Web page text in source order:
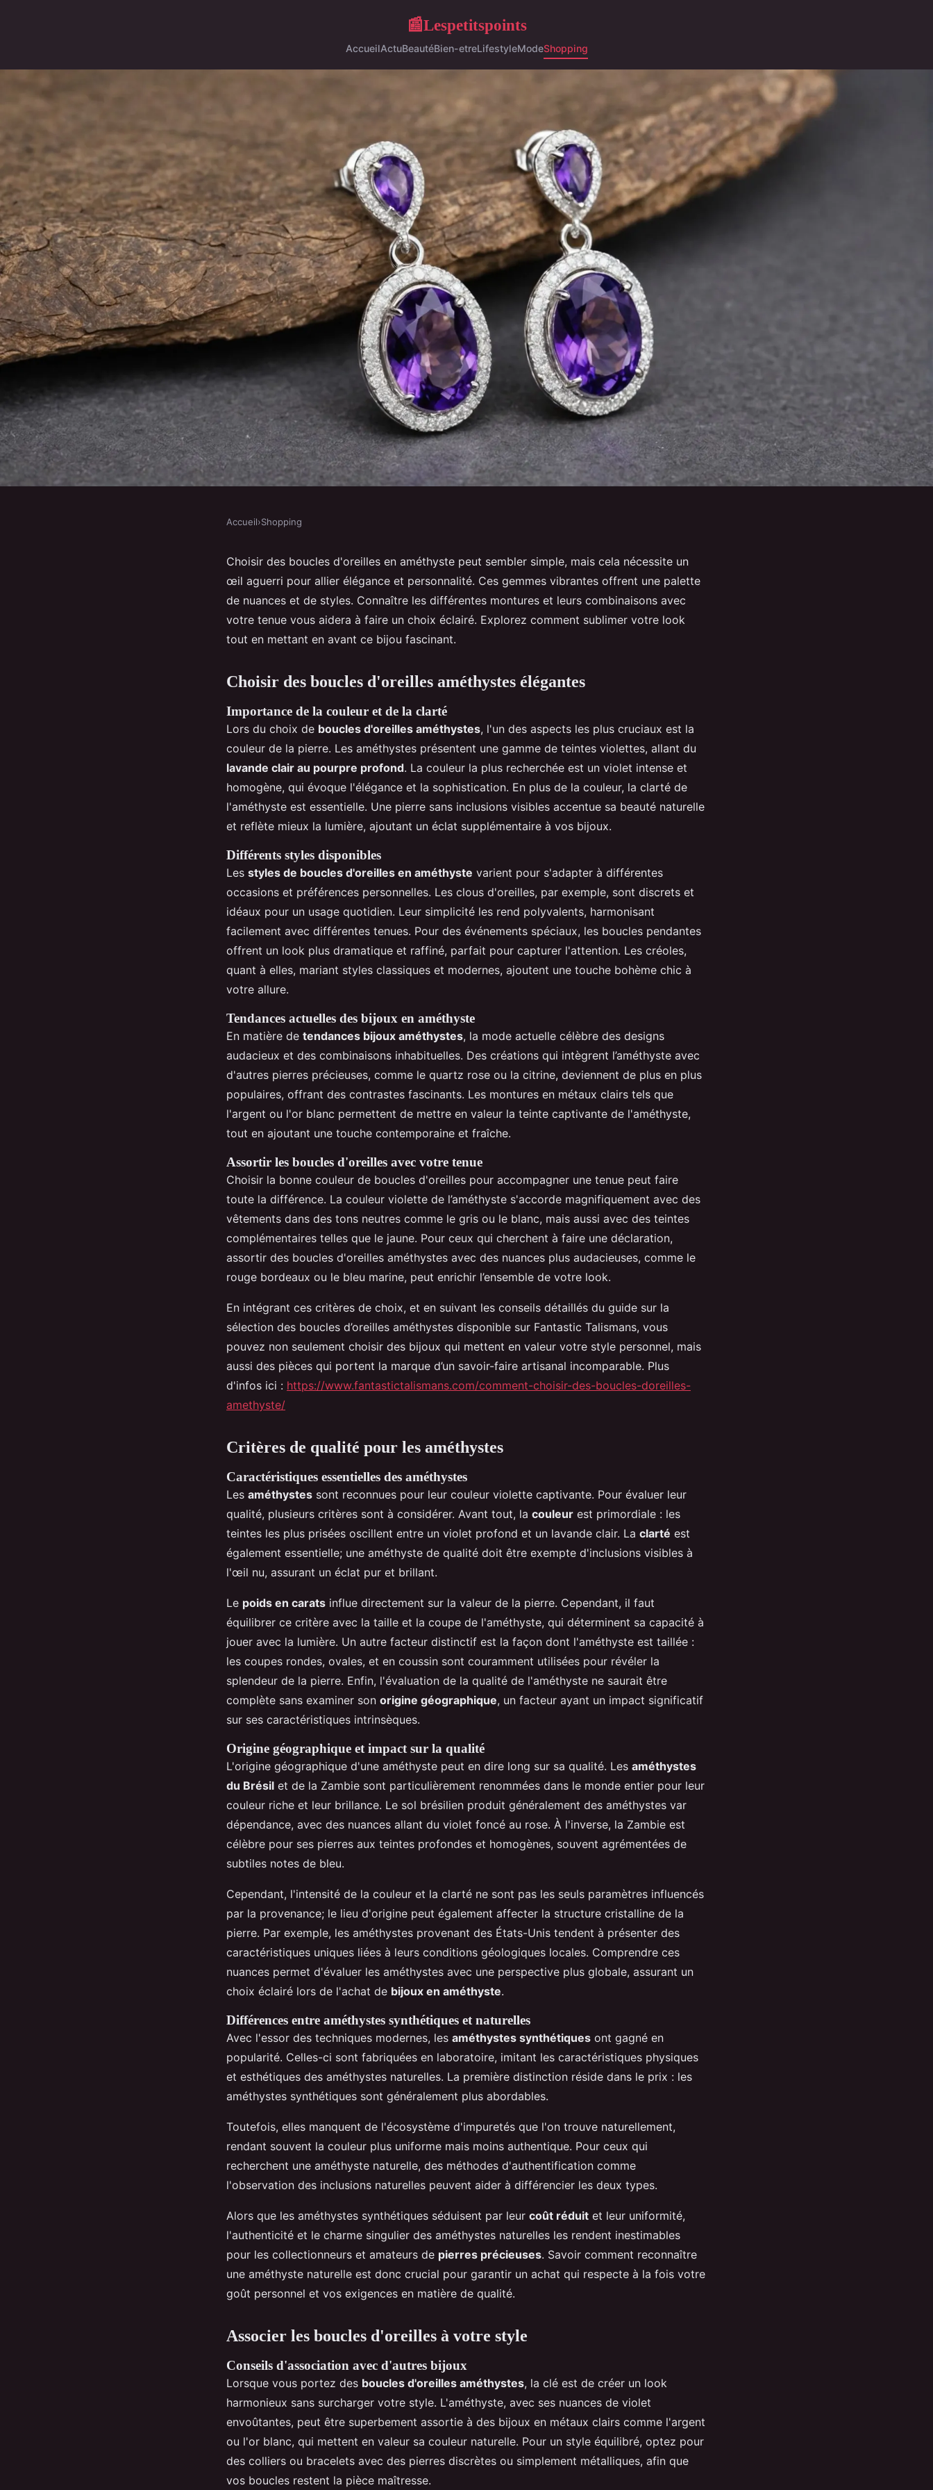
📰Lespetitspoints
AccueilActuBeautéBien-etreLifestyleModeShopping
Comment choisir des boucles d'oreilles
améthystes élégantes ?
Accueil›Shopping
Choisir des boucles d'oreilles en améthyste peut sembler simple, mais cela nécessite un
œil aguerri pour allier élégance et personnalité. Ces gemmes vibrantes offrent une palette
de nuances et de styles. Connaître les différentes montures et leurs combinaisons avec
votre tenue vous aidera à faire un choix éclairé. Explorez comment sublimer votre look
tout en mettant en avant ce bijou fascinant.
Choisir des boucles d'oreilles améthystes élégantes
Importance de la couleur et de la clarté
Lors du choix de boucles d'oreilles améthystes, l'un des aspects les plus cruciaux est la
couleur de la pierre. Les améthystes présentent une gamme de teintes violettes, allant du
lavande clair au pourpre profond. La couleur la plus recherchée est un violet intense et
homogène, qui évoque l'élégance et la sophistication. En plus de la couleur, la clarté de
l'améthyste est essentielle. Une pierre sans inclusions visibles accentue sa beauté naturelle
et reflète mieux la lumière, ajoutant un éclat supplémentaire à vos bijoux.
Différents styles disponibles
Les styles de boucles d'oreilles en améthyste varient pour s'adapter à différentes
occasions et préférences personnelles. Les clous d'oreilles, par exemple, sont discrets et
idéaux pour un usage quotidien. Leur simplicité les rend polyvalents, harmonisant
facilement avec différentes tenues. Pour des événements spéciaux, les boucles pendantes
offrent un look plus dramatique et raffiné, parfait pour capturer l'attention. Les créoles,
quant à elles, mariant styles classiques et modernes, ajoutent une touche bohème chic à
votre allure.
Tendances actuelles des bijoux en améthyste
En matière de tendances bijoux améthystes, la mode actuelle célèbre des designs
audacieux et des combinaisons inhabituelles. Des créations qui intègrent l’améthyste avec
d'autres pierres précieuses, comme le quartz rose ou la citrine, deviennent de plus en plus
populaires, offrant des contrastes fascinants. Les montures en métaux clairs tels que
l'argent ou l'or blanc permettent de mettre en valeur la teinte captivante de l'améthyste,
tout en ajoutant une touche contemporaine et fraîche.
Assortir les boucles d'oreilles avec votre tenue
Choisir la bonne couleur de boucles d'oreilles pour accompagner une tenue peut faire
toute la différence. La couleur violette de l’améthyste s'accorde magnifiquement avec des
vêtements dans des tons neutres comme le gris ou le blanc, mais aussi avec des teintes
complémentaires telles que le jaune. Pour ceux qui cherchent à faire une déclaration,
assortir des boucles d'oreilles améthystes avec des nuances plus audacieuses, comme le
rouge bordeaux ou le bleu marine, peut enrichir l’ensemble de votre look.
En intégrant ces critères de choix, et en suivant les conseils détaillés du guide sur la
sélection des boucles d’oreilles améthystes disponible sur Fantastic Talismans, vous
pouvez non seulement choisir des bijoux qui mettent en valeur votre style personnel, mais
aussi des pièces qui portent la marque d’un savoir-faire artisanal incomparable. Plus
d'infos ici : https://www.fantastictalismans.com/comment-choisir-des-boucles-doreilles-
amethyste/
Critères de qualité pour les améthystes
Caractéristiques essentielles des améthystes
Les améthystes sont reconnues pour leur couleur violette captivante. Pour évaluer leur
qualité, plusieurs critères sont à considérer. Avant tout, la couleur est primordiale : les
teintes les plus prisées oscillent entre un violet profond et un lavande clair. La clarté est
également essentielle; une améthyste de qualité doit être exempte d'inclusions visibles à
l'œil nu, assurant un éclat pur et brillant.
Le poids en carats influe directement sur la valeur de la pierre. Cependant, il faut
équilibrer ce critère avec la taille et la coupe de l'améthyste, qui déterminent sa capacité à
jouer avec la lumière. Un autre facteur distinctif est la façon dont l'améthyste est taillée :
les coupes rondes, ovales, et en coussin sont couramment utilisées pour révéler la
splendeur de la pierre. Enfin, l'évaluation de la qualité de l'améthyste ne saurait être
complète sans examiner son origine géographique, un facteur ayant un impact significatif
sur ses caractéristiques intrinsèques.
Origine géographique et impact sur la qualité
L'origine géographique d'une améthyste peut en dire long sur sa qualité. Les améthystes
du Brésil et de la Zambie sont particulièrement renommées dans le monde entier pour leur
couleur riche et leur brillance. Le sol brésilien produit généralement des améthystes var
dépendance, avec des nuances allant du violet foncé au rose. À l'inverse, la Zambie est
célèbre pour ses pierres aux teintes profondes et homogènes, souvent agrémentées de
subtiles notes de bleu.
Cependant, l'intensité de la couleur et la clarté ne sont pas les seuls paramètres influencés
par la provenance; le lieu d'origine peut également affecter la structure cristalline de la
pierre. Par exemple, les améthystes provenant des États-Unis tendent à présenter des
caractéristiques uniques liées à leurs conditions géologiques locales. Comprendre ces
nuances permet d'évaluer les améthystes avec une perspective plus globale, assurant un
choix éclairé lors de l'achat de bijoux en améthyste.
Différences entre améthystes synthétiques et naturelles
Avec l'essor des techniques modernes, les améthystes synthétiques ont gagné en
popularité. Celles-ci sont fabriquées en laboratoire, imitant les caractéristiques physiques
et esthétiques des améthystes naturelles. La première distinction réside dans le prix : les
améthystes synthétiques sont généralement plus abordables.
Toutefois, elles manquent de l'écosystème d'impuretés que l'on trouve naturellement,
rendant souvent la couleur plus uniforme mais moins authentique. Pour ceux qui
recherchent une améthyste naturelle, des méthodes d'authentification comme
l'observation des inclusions naturelles peuvent aider à différencier les deux types.
Alors que les améthystes synthétiques séduisent par leur coût réduit et leur uniformité,
l'authenticité et le charme singulier des améthystes naturelles les rendent inestimables
pour les collectionneurs et amateurs de pierres précieuses. Savoir comment reconnaître
une améthyste naturelle est donc crucial pour garantir un achat qui respecte à la fois votre
goût personnel et vos exigences en matière de qualité.
Associer les boucles d'oreilles à votre style
Conseils d'association avec d'autres bijoux
Lorsque vous portez des boucles d'oreilles améthystes, la clé est de créer un look
harmonieux sans surcharger votre style. L'améthyste, avec ses nuances de violet
envoûtantes, peut être superbement assortie à des bijoux en métaux clairs comme l'argent
ou l'or blanc, qui mettent en valeur sa couleur naturelle. Pour un style équilibré, optez pour
des colliers ou bracelets avec des pierres discrètes ou simplement métalliques, afin que
vos boucles restent la pièce maîtresse.